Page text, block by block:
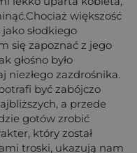
większość
słodkiego
się zapoznać z jego
głośno było
niezłego zazdrośnika.
być zabójczo
a przede
gotów zrobić
który został
troski, ukazują nam